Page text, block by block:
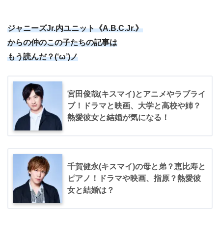
ジャニーズJr.内ユニット《A.B.C.Jr.》
からの仲のこの子たちの記事は
もう読んだ？(‘ω’)ノ
宮田俊哉(キスマイ)とアニメやラブライ
ブ！ドラマと映画、大学と高校や姉？
熱愛彼女と結婚が気になる！
千賀健永(キスマイ)の母と弟？恵比寿と
ピアノ！ドラマや映画、指原？熱愛彼
女と結婚は？